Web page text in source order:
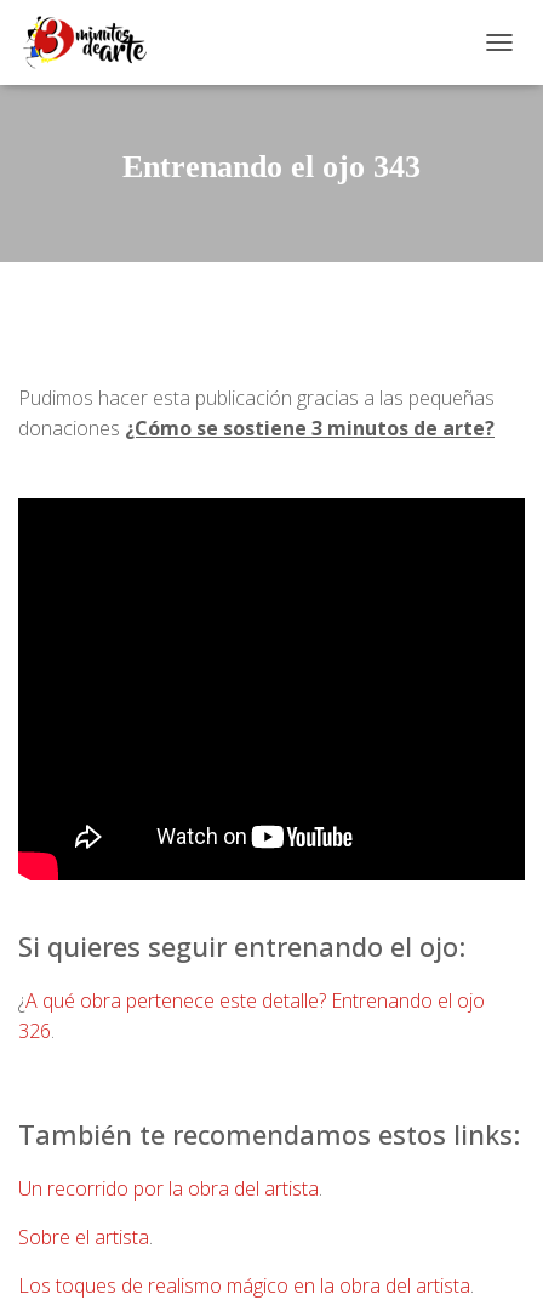
Entrenando el ojo 343
Pudimos hacer esta publicación gracias a las pequeñas
donaciones ¿Cómo se sostiene 3 minutos de arte?
Si quieres seguir entrenando el ojo:
¿A qué obra pertenece este detalle? Entrenando el ojo
326.
También te recomendamos estos links:
Un recorrido por la obra del artista.
Sobre el artista.
Los toques de realismo mágico en la obra del artista.